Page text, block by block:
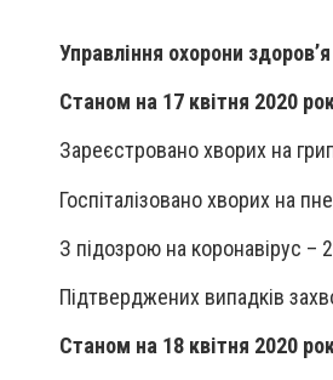
Управління охорони
Станом на 17 квітня 2020
Зареєстровано хворих на
Госпіталізовано хворих на
З підозрою на коронавірус – 2
Підтверджених випадків
Станом на 18 квітня 2020